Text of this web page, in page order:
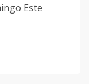
Este